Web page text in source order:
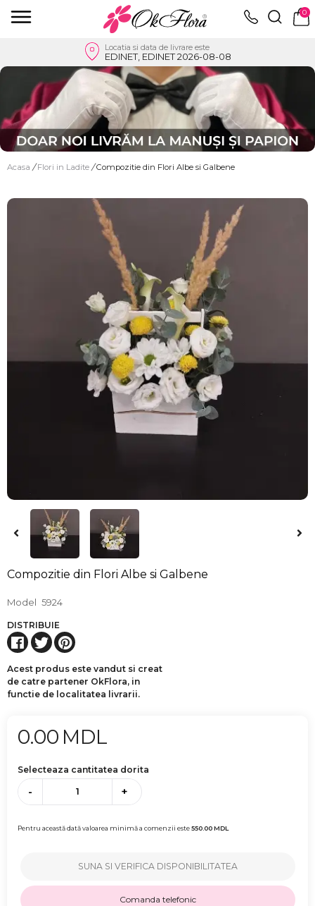
0
Locatia si data de livrare este
EDINET, EDINET 2026-08-08
Acasa / Flori in Ladite / Compozitie din Flori Albe si Galbene
Compozitie din Flori Albe si Galbene
Model 5924
DISTRIBUIE
Acest produs este vandut si creat
de catre partener OkFlora, in
functie de localitatea livrarii.
0.00 MDL
Selecteaza cantitatea dorita
- +
Pentru această dată valoarea minimă a comenzii este550.00MDL
SUNA SI VERIFICA DISPONIBILITATEA
Comanda telefonic